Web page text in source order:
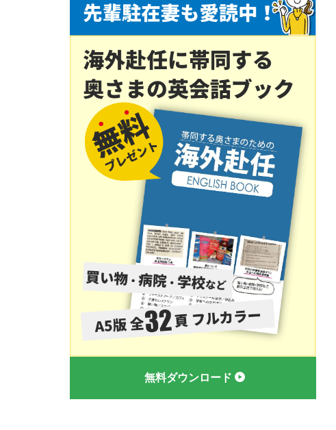
無料ダウンロード